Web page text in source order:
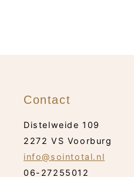
Contact
Distelweide 109
2272 VS Voorburg
info@sointotal.nl
06-27255012